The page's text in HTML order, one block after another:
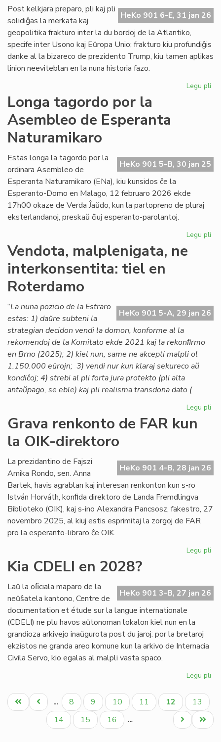
ĉe
HeKo 901 6-E, 31 jan 26
Post kelkjara preparo, pli kaj pli
solidiĝas la merkata kaj
geopolitika frakturo inter la du bordoj de la Atlantiko,
specife inter Usono kaj Eŭropa Unio; frakturo kiu profundiĝis
danke al la bizareco de prezidento Trump, kiu tamen aplikas
linion neeviteblan en la nuna historia fazo.
Legu pli
ĉe
Longa tagordo por la
Asembleo de Esperanta
Naturamikaro
HeKo 901 5-B, 30 jan 25
Estas longa la tagordo por la
ordinara Asembleo de
Esperanta Naturamikaro (ENa), kiu kunsidos ĉe la
Esperanto-Domo en Malago, 12 februaro 2026 ekde
17h00 okaze de Verda Ĵaŭdo, kun la partopreno de pluraj
eksterlandanoj, preskaŭ ĉiuj esperanto-parolantoj.
Legu pli
Vendota, malplenigata, ne
interkonsentita: tiel en
Roterdamo
HeKo 901 5-A, 29 jan 26
“La nuna pozicio de la Estraro
estas: 1) daŭre subteni la
strategian decidon vendi la domon, konforme al la
rekomendoj de la Komitato ekde 2021 kaj la rekonﬁrmo
en Brno (2025); 2) kiel nun, same ne akcepti malpli ol
1.150.000 eŭrojn; 3) vendi nur kun klaraj sekureco aŭ
kondiĉoj; 4) strebi al pli forta jura protekto (pli alta
antaŭpago, se eble) kaj pli realisma transdona dato (
Legu pli
tiel
Grava renkonto de FAR kun
la OIK-direktoro
HeKo 901 4-B, 28 jan 26
La prezidantino de Fajszi
Amika Rondo, sen. Anna
Bartek, havis agrablan kaj interesan renkonton kun s-ro
István Horváth, konﬁda direktoro de Landa Fremdlingva
Biblioteko (OIK), kaj s-ino Alexandra Pancsosz, fakestro, 27
novembro 2025, al kiuj estis esprimitaj la zorgoj de FAR
pro la esperanto-libraro ĉe OIK.
Legu pli
Kia CDELI en 2028?
HeKo 901 3-B, 27 jan 26
Laŭ la oﬁciala maparo de la
neŭŝatela kantono, Centre de
documentation et étude sur la langue internationale
(CDELI) ne plu havos aŭtonoman lokalon kiel nun en la
grandioza arkivejo inaŭgurota post du jaroj: por la bretaroj
ekzistos ne granda areo komune kun la arkivo de Internacia
Civila Servo, kio egalas al malpli vasta spaco.
Legu pli
Pagination
Unua
paĝo
Antaŭa
paĝo
… Paĝo
8 Paĝo
9 Paĝo
10 Paĝo
11
Aktuala
paĝo
12 Paĝo
13
Paĝo
14 Paĝo
15 Paĝo
16 …
Last
page
Next
page